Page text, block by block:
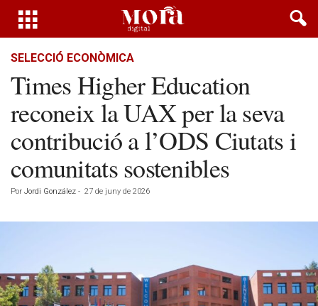
SELECCIÓ ECONÒMICA
Times Higher Education
reconeix la UAX per la seva
contribució a l’ODS Ciutats i
comunitats sostenibles
Por Jordi González - 27 de juny de 2026